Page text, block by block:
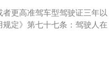
或者有轨电车准驾车型的，
型牵引挂车准驾车型的，在2
育的学生，申请大型客车、
下。
更高准驾车型驾驶证三年以
规定》第七十七条：驾驶人在
或者包含其准驾车型驾驶证
人陪同。